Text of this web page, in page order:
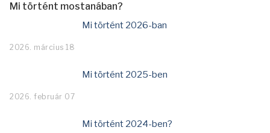
Mi történt mostanában?
Mi történt 2026-ban
2026. március 18
Mi történt 2025-ben
2026. február 07
Mi történt 2024-ben?